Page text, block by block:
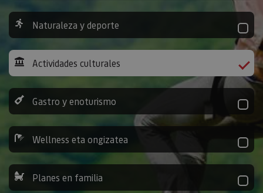
Naturaleza y deporte
Actividades culturales
Gastro y enoturismo
Wellness eta ongizatea
Planes en familia